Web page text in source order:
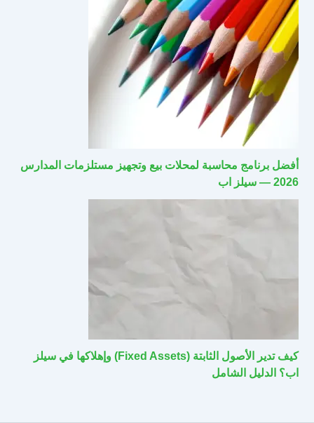
أفضل برنامج محاسبة لمحلات بيع وتجهيز مستلزمات المدارس
2026 — سيلز اب
كيف تدير الأصول الثابتة (Fixed Assets) وإهلاكها في سيلز
اب؟ الدليل الشامل